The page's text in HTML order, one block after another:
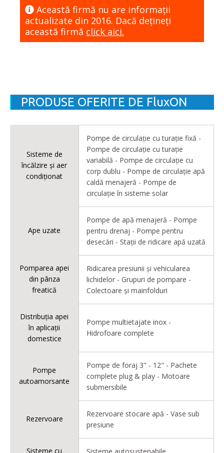
Această firmă nu are informaţii
actualizate din 2016. Dacă dețineți
această firmă click aici.
PRODUSE OFERITE DE FluxON
Sisteme de
încălzire și aer
condiționat
Pompe de circulație cu turație fixă -
Pompe de circulație cu turație
variabilă - Pompe de circulație cu
corp dublu - Pompe de circulație apă
caldă menajeră - Pompe de
circulație în sisteme solar
Ape uzate
Pompe de apă menajeră - Pompe
pentru drenaj - Pompe pentru
desecări - Stații de ridicare apă uzată
Pomparea apei
din pânza
freatică
Ridicarea presiunii și vehicularea
lichidelor - Grupuri de pompare -
Colectoare și mainfolduri
Distribuția apei
în aplicații
domestice
Pompe multietajate inox -
Hidrofoare complete
Pompe
autoamorsante
Pompe de foraj 3" - 12" - Pachete
complete plug & play - Motoare
submersibile
Rezervoare
Rezervoare stocare apă - Vase sub
presiune
Sisteme cu Sisteme autosustenabile